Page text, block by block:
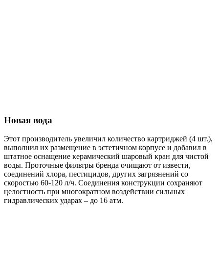
Новая вода
Этот производитель увеличил количество картриджей (4 шт.),
выполнил их размещение в эстетичном корпусе и добавил в
штатное оснащение керамический шаровый кран для чистой
воды. Проточные фильтры бренда очищают от извести,
соединений хлора, пестицидов, других загрязнений со
скоростью 60-120 л/ч. Соединения конструкции сохраняют
целостность при многократном воздействии сильных
гидравлических ударах – до 16 атм.